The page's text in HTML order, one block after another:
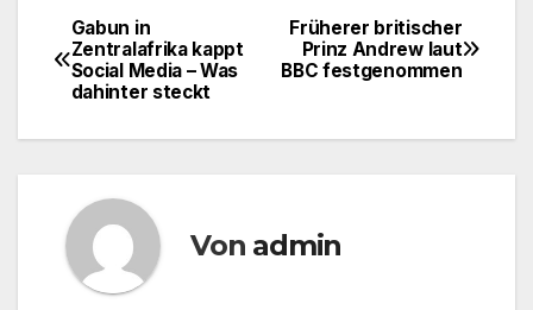
Beitragsnavigation
Früherer britischer
Prinz Andrew laut
BBC festgenommen
Gabun in
Zentralafrika kappt
Social Media – Was
dahinter steckt
Von admin